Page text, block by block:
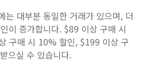
는 대부분 동일한 거래가 있으며, 더
이 증가합니다. $89 이상 구매 시
구매 시 10% 할인, $199 이상 구
으실 수 있습니다.